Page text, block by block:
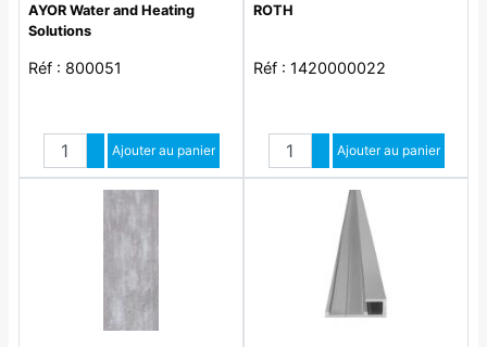
AYOR Water and Heating
Solutions
Réf : 800051
Quantité
Augmenter quantité
Diminuer quantité
Ajouter au panier
Coloris Gris surface perlée
ROTH
Réf : 1420000022
Quantité
Augmenter quantité
Diminuer quantité
Ajouter au panier